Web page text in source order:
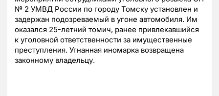
№ 2 УМВД России по городу Томску установлен и
задержан подозреваемый в угоне автомобиля. Им
оказался 25-летний томич, ранее привлекавшийся
к уголовной ответственности за имущественные
преступления. Угнанная иномарка возвращена
законному владельцу.